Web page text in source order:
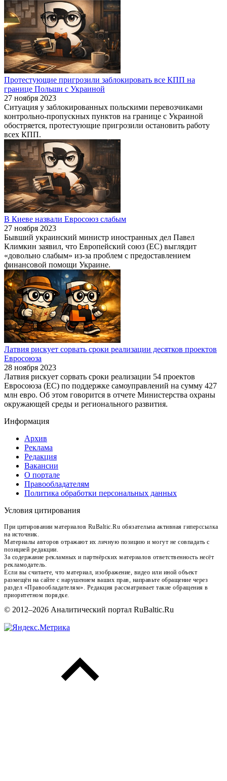
Протестующие пригрозили заблокировать все КПП на
границе Польши с Украиной
27 ноября 2023
Ситуация у заблокированных польскими перевозчиками
контрольно-пропускных пунктов на границе с Украиной
обостряется, протестующие пригрозили остановить работу
всех КПП.
В Киеве назвали Евросоюз слабым
27 ноября 2023
Бывший украинский министр иностранных дел Павел
Климкин заявил, что Европейский союз (ЕС) выглядит
«довольно слабым» из-за проблем с предоставлением
финансовой помощи Украине.
Латвия рискует сорвать сроки реализации десятков проектов
Евросоюза
28 ноября 2023
Латвия рискует сорвать сроки реализации 54 проектов
Евросоюза (ЕС) по поддержке самоуправлений на сумму 427
млн евро. Об этом говорится в отчете Министерства охраны
окружающей среды и регионального развития.
Информация
Архив
Реклама
Редакция
Вакансии
О портале
Правообладателям
Политика обработки персональных данных
Условия цитирования
При цитировании материалов RuBaltic.Ru обязательна активная гиперссылка
на источник.
Материалы авторов отражают их личную позицию и могут не совпадать с
позицией редакции.
За содержание рекламных и партнёрских материалов ответственность несёт
рекламодатель.
Если вы считаете, что материал, изображение, видео или иной объект
размещён на сайте с нарушением ваших прав, направьте обращение через
раздел «Правообладателям». Редакция рассматривает такие обращения в
приоритетном порядке.
© 2012–2026 Аналитический портал RuBaltic.Ru